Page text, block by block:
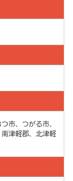
市、つがる市、
津軽郡、北津軽